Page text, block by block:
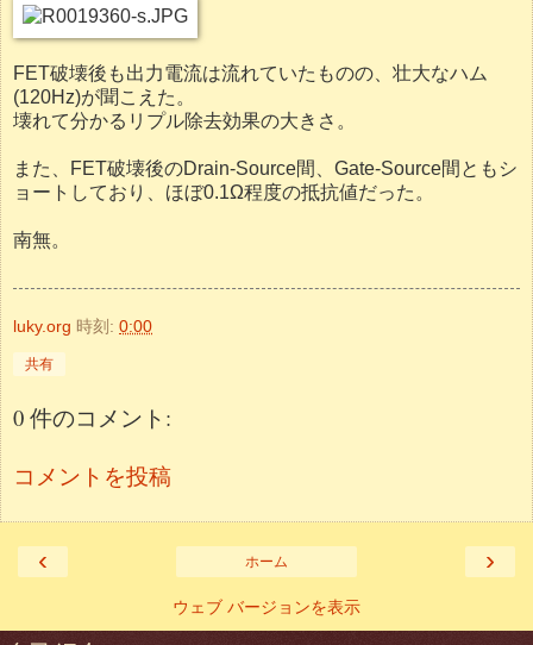
FET破壊後も出力電流は流れていたものの、壮大なハム
(120Hz)が聞こえた。
壊れて分かるリプル除去効果の大きさ。
また、FET破壊後のDrain-Source間、Gate-Source間ともシ
ョートしており、ほぼ0.1Ω程度の抵抗値だった。
南無。
luky.org 時刻: 0:00
共有
0 件のコメント:
コメントを投稿
‹ ›
ホーム
ウェブ バージョンを表示